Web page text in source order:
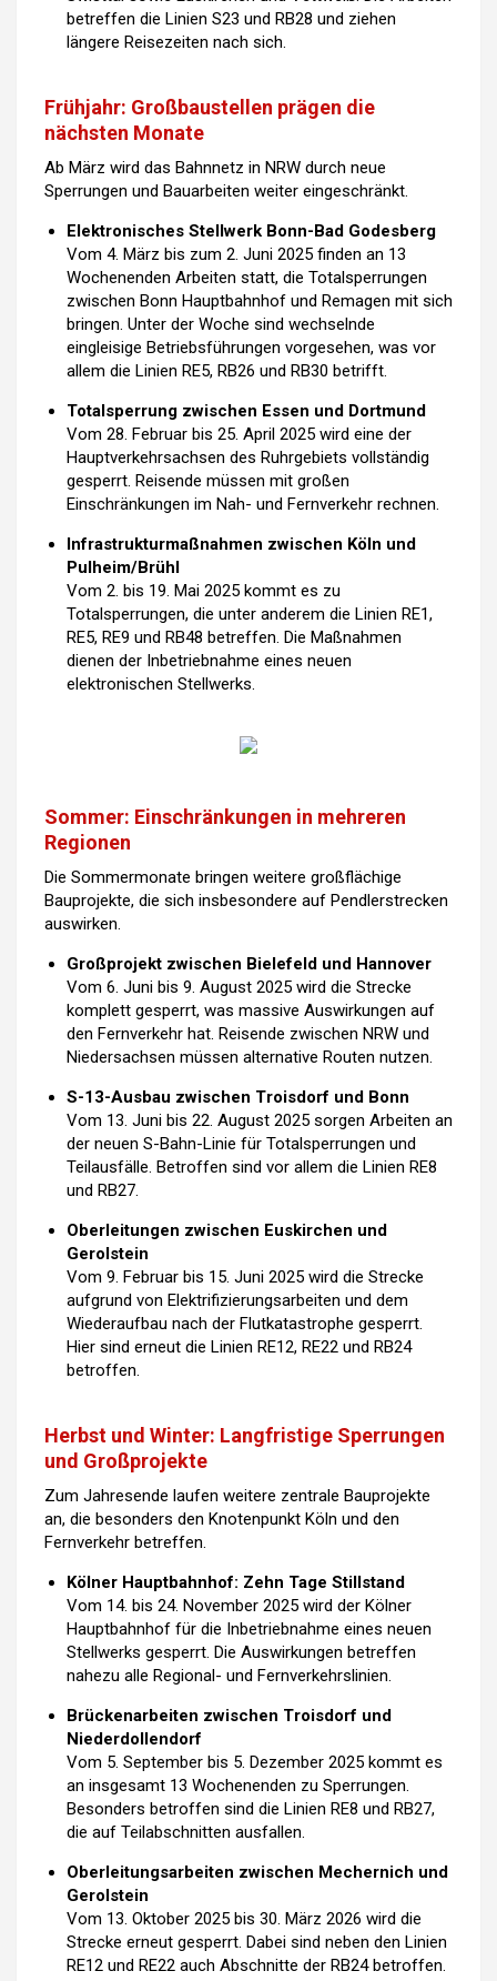
betreffen die Linien S23 und RB28 und ziehen
längere Reisezeiten nach sich.
Frühjahr: Großbaustellen prägen die
nächsten Monate
Ab März wird das Bahnnetz in NRW durch neue
Sperrungen und Bauarbeiten weiter eingeschränkt.
Elektronisches Stellwerk Bonn-Bad Godesberg
Vom 4. März bis zum 2. Juni 2025 finden an 13
Wochenenden Arbeiten statt, die Totalsperrungen
zwischen Bonn Hauptbahnhof und Remagen mit sich
bringen. Unter der Woche sind wechselnde
eingleisige Betriebsführungen vorgesehen, was vor
allem die Linien RE5, RB26 und RB30 betrifft.
Totalsperrung zwischen Essen und Dortmund
Vom 28. Februar bis 25. April 2025 wird eine der
Hauptverkehrsachsen des Ruhrgebiets vollständig
gesperrt. Reisende müssen mit großen
Einschränkungen im Nah- und Fernverkehr rechnen.
Infrastrukturmaßnahmen zwischen Köln und
Pulheim/Brühl
Vom 2. bis 19. Mai 2025 kommt es zu
Totalsperrungen, die unter anderem die Linien RE1,
RE5, RE9 und RB48 betreffen. Die Maßnahmen
dienen der Inbetriebnahme eines neuen
elektronischen Stellwerks.
Sommer: Einschränkungen in mehreren
Regionen
Die Sommermonate bringen weitere großflächige
Bauprojekte, die sich insbesondere auf Pendlerstrecken
auswirken.
Großprojekt zwischen Bielefeld und Hannover
Vom 6. Juni bis 9. August 2025 wird die Strecke
komplett gesperrt, was massive Auswirkungen auf
den Fernverkehr hat. Reisende zwischen NRW und
Niedersachsen müssen alternative Routen nutzen.
S-13-Ausbau zwischen Troisdorf und Bonn
Vom 13. Juni bis 22. August 2025 sorgen Arbeiten an
der neuen S-Bahn-Linie für Totalsperrungen und
Teilausfälle. Betroffen sind vor allem die Linien RE8
und RB27.
Oberleitungen zwischen Euskirchen und
Gerolstein
Vom 9. Februar bis 15. Juni 2025 wird die Strecke
aufgrund von Elektrifizierungsarbeiten und dem
Wiederaufbau nach der Flutkatastrophe gesperrt.
Hier sind erneut die Linien RE12, RE22 und RB24
betroffen.
Herbst und Winter: Langfristige Sperrungen
und Großprojekte
Zum Jahresende laufen weitere zentrale Bauprojekte
an, die besonders den Knotenpunkt Köln und den
Fernverkehr betreffen.
Kölner Hauptbahnhof: Zehn Tage Stillstand
Vom 14. bis 24. November 2025 wird der Kölner
Hauptbahnhof für die Inbetriebnahme eines neuen
Stellwerks gesperrt. Die Auswirkungen betreffen
nahezu alle Regional- und Fernverkehrslinien.
Brückenarbeiten zwischen Troisdorf und
Niederdollendorf
Vom 5. September bis 5. Dezember 2025 kommt es
an insgesamt 13 Wochenenden zu Sperrungen.
Besonders betroffen sind die Linien RE8 und RB27,
die auf Teilabschnitten ausfallen.
Oberleitungsarbeiten zwischen Mechernich und
Gerolstein
Vom 13. Oktober 2025 bis 30. März 2026 wird die
Strecke erneut gesperrt. Dabei sind neben den Linien
RE12 und RE22 auch Abschnitte der RB24 betroffen.